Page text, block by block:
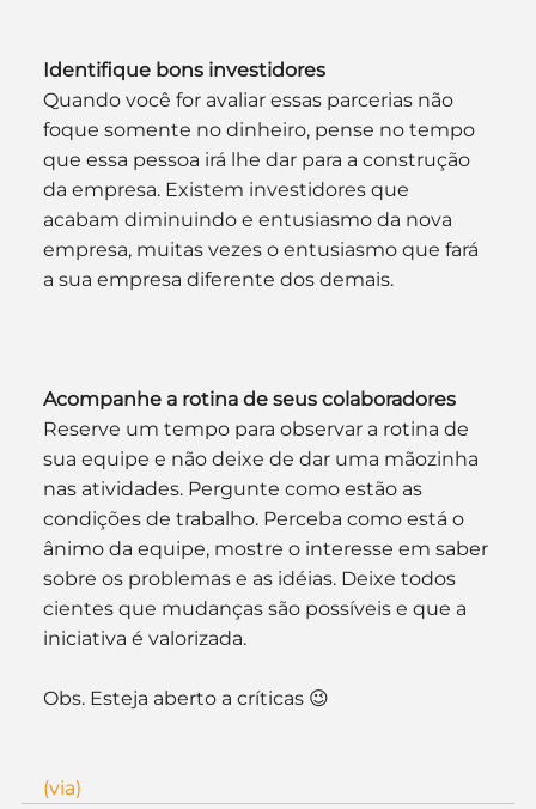
Identifique bons investidores
Quando você for avaliar essas parcerias não
foque somente no dinheiro, pense no tempo
que essa pessoa irá lhe dar para a construção
da empresa. Existem investidores que
acabam diminuindo e entusiasmo da nova
empresa, muitas vezes o entusiasmo que fará
a sua empresa diferente dos demais.
Acompanhe a rotina de seus colaboradores
Reserve um tempo para observar a rotina de
sua equipe e não deixe de dar uma mãozinha
nas atividades. Pergunte como estão as
condições de trabalho. Perceba como está o
ânimo da equipe, mostre o interesse em saber
sobre os problemas e as idéias. Deixe todos
cientes que mudanças são possíveis e que a
iniciativa é valorizada.
Obs. Esteja aberto a críticas 😉
(via)